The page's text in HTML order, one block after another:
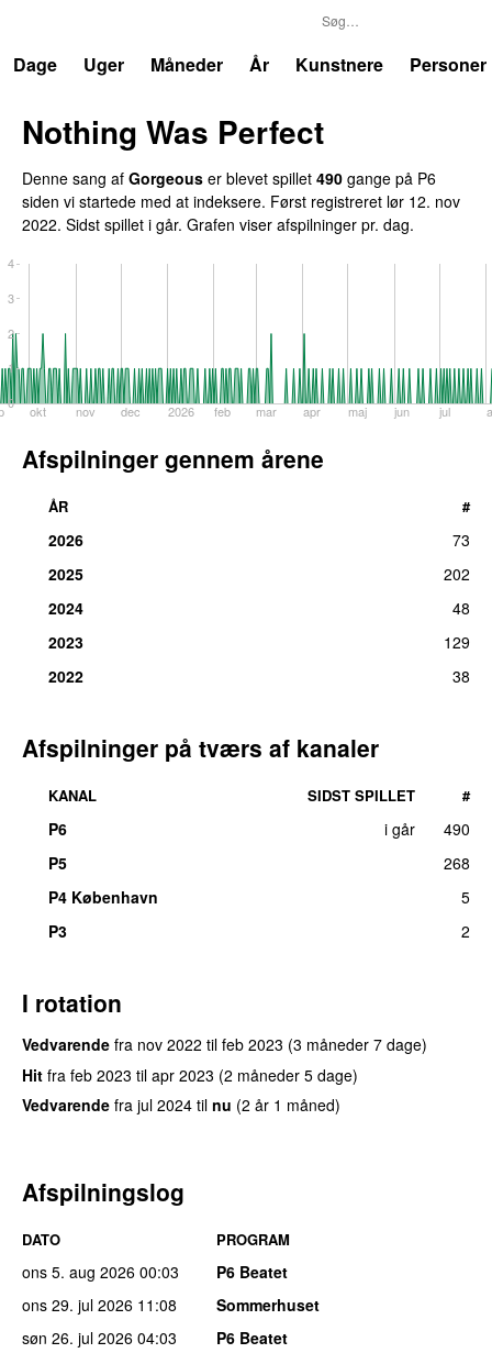
Dage
Uger Måneder År Kunstnere Personer
Nothing Was Perfect
Denne sang af Gorgeous er blevet spillet 490 gange på P6
siden vi startede med at indeksere. Først registreret lør 12. nov
2022. Sidst spillet i går. Grafen viser afspilninger pr. dag.
okt nov dec 2026 feb mar apr maj jun jul
0
1
2
3
4
Afspilninger gennem årene
ÅR #
2026
73
2025
202
2024
48
2023
129
2022
38
Afspilninger på tværs af kanaler
KANAL SIDST SPILLET #
P6 i går
490
P5
268
P4 København
5
P3
2
I rotation
Vedvarende fra nov 2022 til feb 2023 (3 måneder 7 dage)
Hit fra feb 2023 til apr 2023 (2 måneder 5 dage)
Vedvarende fra jul 2024 til nu (2 år 1 måned)
Afspilningslog
DATO PROGRAM
ons 5. aug 2026 00:03
P6 Beatet
ons 29. jul 2026 11:08
Sommerhuset
søn 26. jul 2026 04:03
P6 Beatet